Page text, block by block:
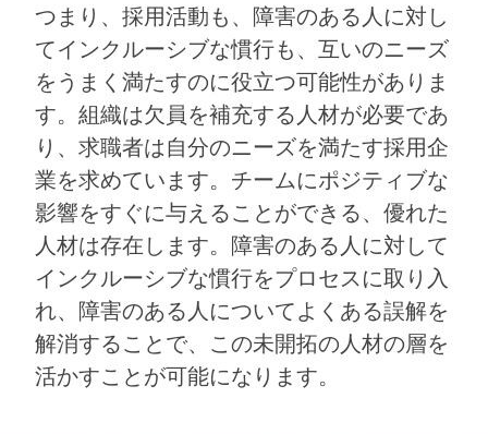
つまり、採用活動も、障害のある人に対し
てインクルーシブな慣行も、互いのニーズ
をうまく満たすのに役立つ可能性がありま
す。組織は欠員を補充する人材が必要であ
り、求職者は自分のニーズを満たす採用企
業を求めています。チームにポジティブな
影響をすぐに与えることができる、優れた
人材は存在します。障害のある人に対して
インクルーシブな慣行をプロセスに取り入
れ、障害のある人についてよくある誤解を
解消することで、この未開拓の人材の層を
活かすことが可能になります。